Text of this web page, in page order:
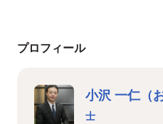
プロフィール
小沢 一仁（
士